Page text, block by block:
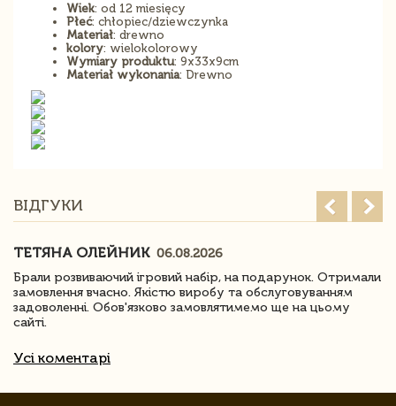
Wiek: od 12 miesięcy
Płeć: chłopiec/dziewczynka
Materiał: drewno
kolory: wielokolorowy
Wymiary produktu: 9x33x9cm
Materiał wykonania: Drewno
ВІДГУКИ
ТЕТЯНА ОЛЕЙНИК 06.08.2026
Брали розвиваючий ігровий набір, на подарунок. Отримали
замовлення вчасно. Якістю виробу та обслуговуванням
задоволенні. Обов'язково замовлятимемо ще на цьому
сайті.
Усі коментарі